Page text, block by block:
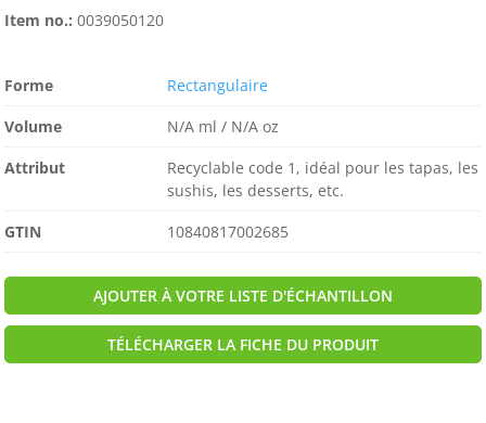
Item no.:0039050120
Forme
Rectangulaire
Volume
N/A ml / N/A oz
Attribut
Recyclable code 1, idéal pour les tapas, les
sushis, les desserts, etc.
GTIN
10840817002685
AJOUTER À VOTRE LISTE D'ÉCHANTILLON
TÉLÉCHARGER LA FICHE DU PRODUIT